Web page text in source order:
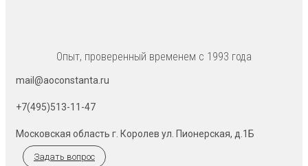
Опыт, проверенный временем с 1993 года
mail@aoconstanta.ru
+7(495)513-11-47
Московская область г. Королев ул. Пионерская, д.1Б
Задать вопрос